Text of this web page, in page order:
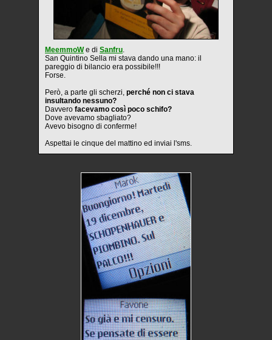
MeemmoWe di Sanfru
San Quintino Sella mi stava dando una mano: il
pareggio di bilancio era possibile!!!
Forse.
Però, a parte gli scherzi, perché non ci stava
insultando nessuno?
Davvero facevamo così poco schifo?
Dove avevamo sbagliato?
Avevo bisogno di conferme!
Aspettai le cinque del mattino ed inviai l'sms.